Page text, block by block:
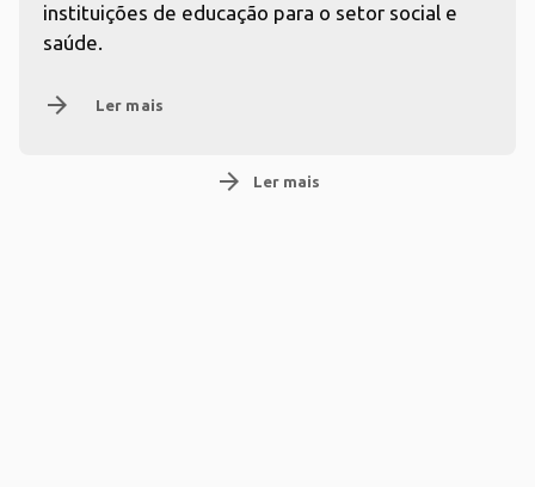
instituições de educação para o setor social e
saúde.
arrow_forward Ler mais
arrow_forward Ler mais